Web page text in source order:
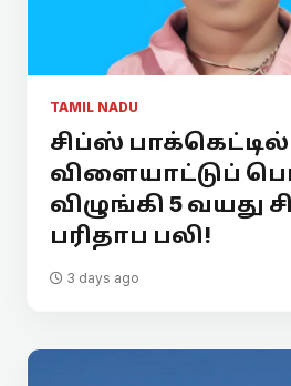
TAMIL NADU
சிப்ஸ்
விளையாட்டுப்
விழுங்கி 5 வயது
பரிதாப பலி!
3 days ago